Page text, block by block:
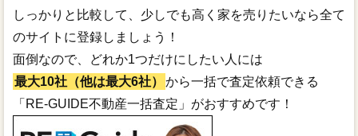
しっかりと比較して、少しでも高く家を売りたいなら全て
のサイトに登録しましょう！
面倒なので、どれか1つだけにしたい人には
最大10社（他は最大6社）
から一括で査定依頼できる
「RE-GUIDE不動産一括査定」がおすすめです！